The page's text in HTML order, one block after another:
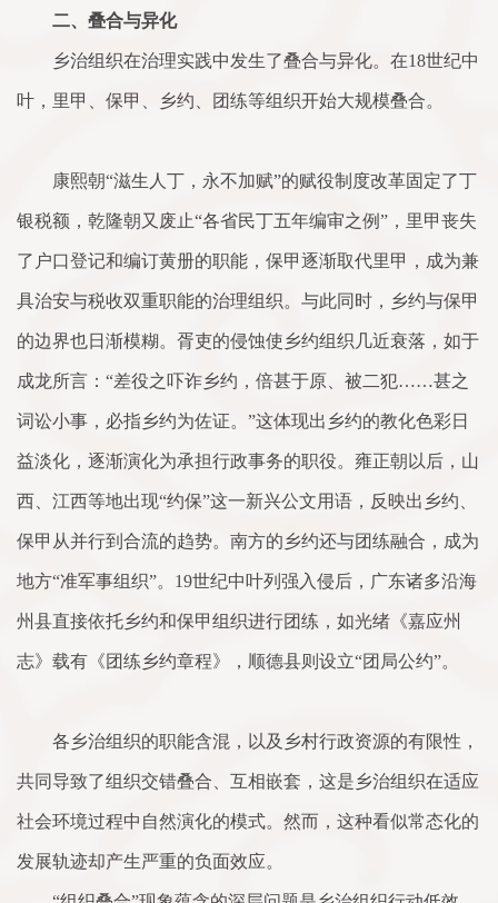
二、叠合与异化
乡治组织在治理实践中发生了叠合与异化。在18世纪中
叶，里甲、保甲、乡约、团练等组织开始大规模叠合。
康熙朝“滋生人丁，永不加赋”的赋役制度改革固定了丁
银税额，乾隆朝又废止“各省民丁五年编审之例”，里甲丧失
了户口登记和编订黄册的职能，保甲逐渐取代里甲，成为兼
具治安与税收双重职能的治理组织。与此同时，乡约与保甲
的边界也日渐模糊。胥吏的侵蚀使乡约组织几近衰落，如于
成龙所言：“差役之吓诈乡约，倍甚于原、被二犯……甚之
词讼小事，必指乡约为佐证。”这体现出乡约的教化色彩日
益淡化，逐渐演化为承担行政事务的职役。雍正朝以后，山
西、江西等地出现“约保”这一新兴公文用语，反映出乡约、
保甲从并行到合流的趋势。南方的乡约还与团练融合，成为
地方“准军事组织”。19世纪中叶列强入侵后，广东诸多沿海
州县直接依托乡约和保甲组织进行团练，如光绪《嘉应州
志》载有《团练乡约章程》，顺德县则设立“团局公约”。
各乡治组织的职能含混，以及乡村行政资源的有限性，
共同导致了组织交错叠合、互相嵌套，这是乡治组织在适应
社会环境过程中自然演化的模式。然而，这种看似常态化的
发展轨迹却产生严重的负面效应。